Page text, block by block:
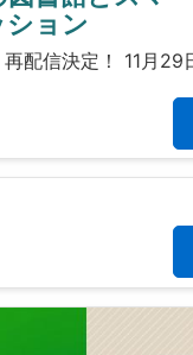
ション
再配信決定！ 11月